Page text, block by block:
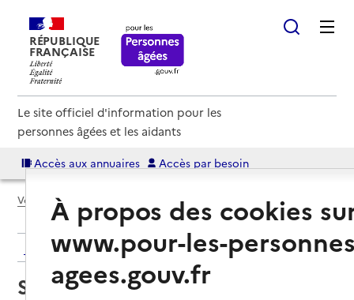
RÉPUBLIQUE
FRANÇAISE
Le site officiel d'information pour les
personnes âgées et les aidants
Accès aux annuaires Accès par besoin
Voir le fil d’Ariane
Retour aux résultats de l'annuaire
Service autonomie à domicile
À propos des cookies
www.pour-les-
agees.gouv.fr